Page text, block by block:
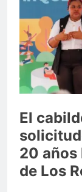
El
20 años
de Los